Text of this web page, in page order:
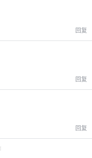
回复
回复
回复